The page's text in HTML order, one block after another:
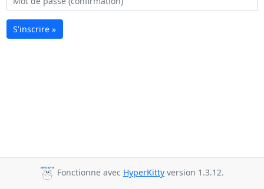
S'inscrire »
Fonctionne avec HyperKitty version 1.3.12.